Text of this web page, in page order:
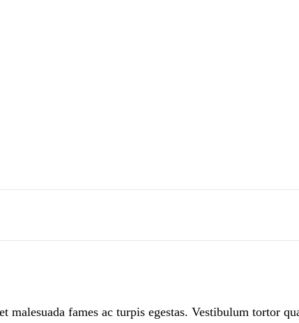
malesuada fames ac turpis egestas. Vestibulum tortor